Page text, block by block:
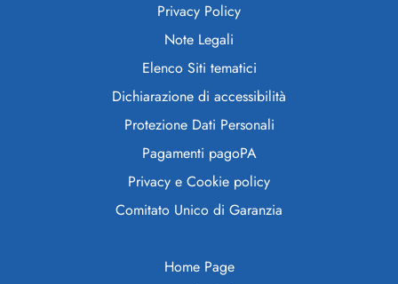
Privacy Policy
Note Legali
Elenco Siti tematici
Dichiarazione di accessibilità
Protezione Dati Personali
Pagamenti pagoPA
Privacy e Cookie policy
Comitato Unico di Garanzia
Home Page